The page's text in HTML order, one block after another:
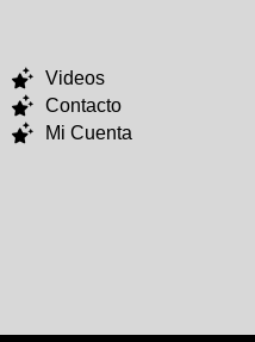
Videos
Contacto
Mi Cuenta